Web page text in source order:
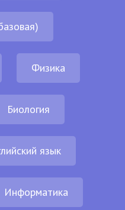
Физика
Биология
язык
Информатика